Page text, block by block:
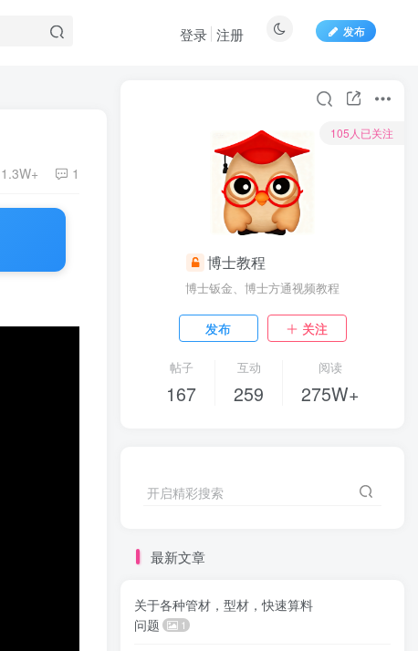
发布
登录 注册
1.3W+ 1
105人已关注
博士教程
博士钣金、博士方通视频教程
发布 关注
帖子
167
互动
259
阅读
275W+
开启精彩搜索
最新文章
关于各种管材，型材，快速算料
问题
1